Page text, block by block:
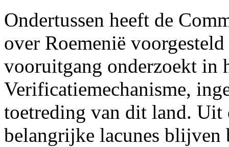
Ondertussen heeft de
over Roemenië
vooruitgang onderzoekt in
Verificatiemechanisme,
toetreding van dit land.
belangrijke lacunes blijven